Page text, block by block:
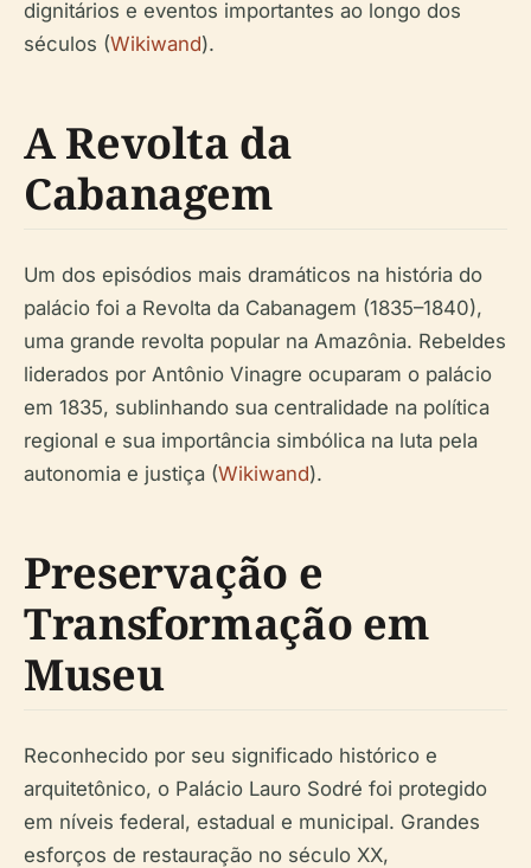
dignitários e eventos importantes ao longo dos
séculos (Wikiwand).
A Revolta da
Cabanagem
Um dos episódios mais dramáticos na história do
palácio foi a Revolta da Cabanagem (1835–1840),
uma grande revolta popular na Amazônia. Rebeldes
liderados por Antônio Vinagre ocuparam o palácio
em 1835, sublinhando sua centralidade na política
regional e sua importância simbólica na luta pela
autonomia e justiça (Wikiwand).
Preservação e
Transformação em
Museu
Reconhecido por seu significado histórico e
arquitetônico, o Palácio Lauro Sodré foi protegido
em níveis federal, estadual e municipal. Grandes
esforços de restauração no século XX,